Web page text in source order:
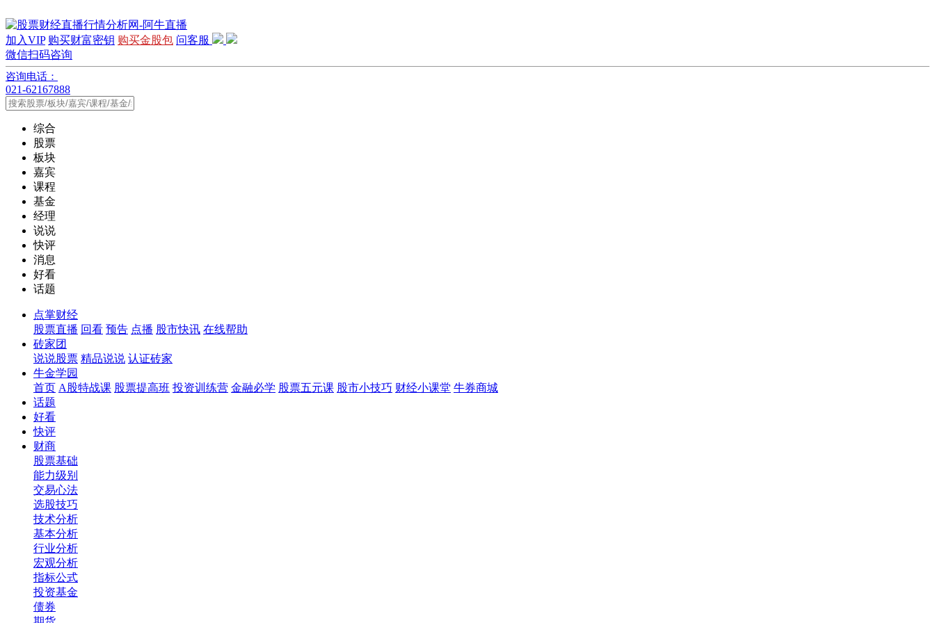
加入VIP 购买财富密钥 购买金股包 问客服
微信扫码咨询
咨询电话：
021-62167888
综合
股票
板块
嘉宾
课程
基金
经理
说说
快评
消息
好看
话题
点掌财经
股票直播 回看 预告 点播 股市快讯 在线帮助
砖家团
说说股票 精品说说 认证砖家
牛金学园
首页 A股特战课 股票提高班 投资训练营 金融必学 股票五元课 股市小技巧 财经小课堂 牛券商城
话题
好看
快评
财商
股票基础
能力级别
交易心法
选股技巧
技术分析
基本分析
行业分析
宏观分析
指标公式
投资基金
债券